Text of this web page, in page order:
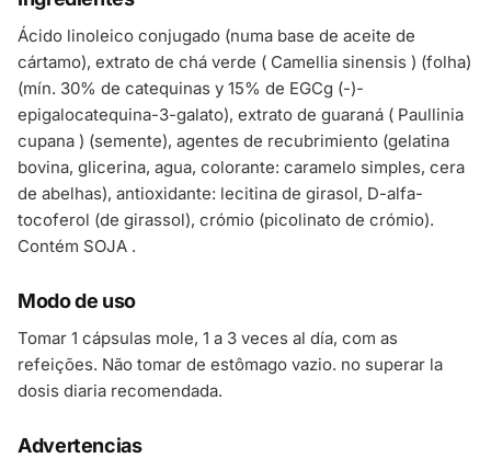
Ácido linoleico conjugado (numa base de aceite de
cártamo), extrato de chá verde ( Camellia sinensis ) (folha)
(mín. 30% de catequinas y 15% de EGCg (-)-
epigalocatequina-3-galato), extrato de guaraná ( Paullinia
cupana ) (semente), agentes de recubrimiento (gelatina
bovina, glicerina, agua, colorante: caramelo simples, cera
de abelhas), antioxidante: lecitina de girasol, D-alfa-
tocoferol (de girassol), crómio (picolinato de crómio).
Contém SOJA .
Modo de uso
Tomar 1 cápsulas mole, 1 a 3 veces al día, com as
refeições. Não tomar de estômago vazio. no superar la
dosis diaria recomendada.
Advertencias